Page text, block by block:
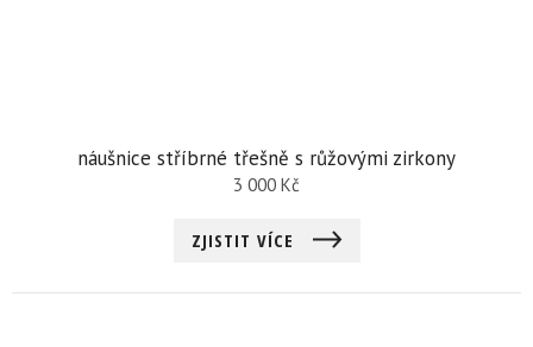
náušnice stříbrné třešně s růžovými zirkony
3 000 Kč
ZJISTIT VÍCE